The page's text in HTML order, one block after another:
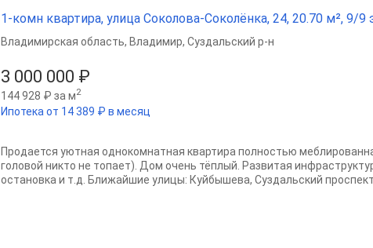
1-комн квартира, улица Соколова-Соколёнка, 24, 20.70 м², 9/9
3 000 000 ₽
144 928 ₽ за м2
Ипотека от 14 389 ₽ в месяц
Владимирская область, Владимир, Суздальский р-н
Продается уютная однокомнатная квартира полностью
головой никто не топает). Дом очень тёплый. Развитая
остановка и т.д. Ближайшие улицы: Куйбышева, Суздальский